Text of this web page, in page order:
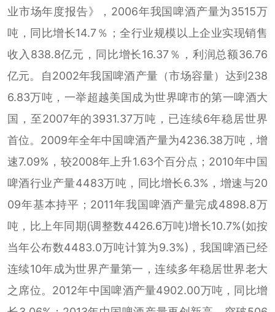
业市场年度报告》，2006年我国啤酒产量为3515万
吨，同比增长14.7％；全行业规模以上企业实现销售
收入838.8亿元，同比增长16.37％，利润总额36.76
亿元。自2002年我国啤酒产量（市场容量）达到238
6.83万吨，一举超越美国成为世界啤市的第一啤酒大
国，至2007年的3931.37万吨，已连续6年稳居世界
首位。2009年全年中国啤酒产量为4236.38万吨，增
速7.09%，较2008年上升1.63个百分点；2010年中国
啤酒行业产量4483万吨，同比增长6.3%，增速与20
09年基本持平；2011年我国啤酒产量完成4898.8万
吨，比上年同期(调整数4426.6万吨)增长10.7%(如按
当年公布数4483.0万吨计算为9.3%)，我国啤酒已经
连续10年成为世界产量第一，连续多年稳居世界老大
之席位。2012年中国啤酒产量4902.00万吨，同比增